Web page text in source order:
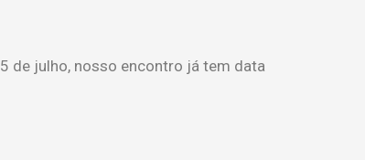
de julho, nosso encontro já tem data